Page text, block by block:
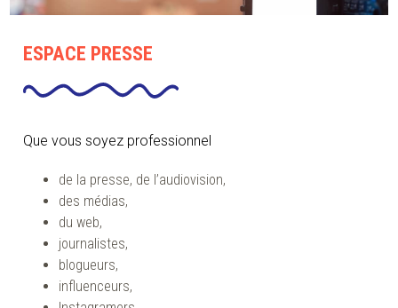
ESPACE PRESSE
Que vous soyez professionnel
de la presse, de l’audiovision,
des médias,
du web,
journalistes,
blogueurs,
influenceurs,